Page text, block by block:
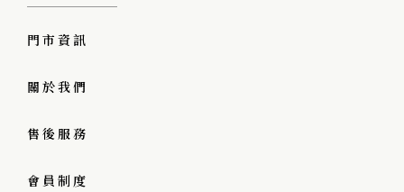
門市資訊
關於我們
售後服務
會員制度